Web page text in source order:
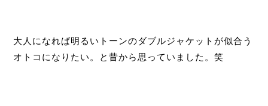
大人になれば明るいトーンのダブルジャケットが似合う
オトコになりたい。と昔から思っていました。笑